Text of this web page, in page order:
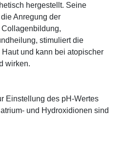
hergestellt. Seine
Anregung der
stimuliert die
und kann bei atopischer
wirken.
Einstellung des pH-Wertes
und Hydroxidionen sind